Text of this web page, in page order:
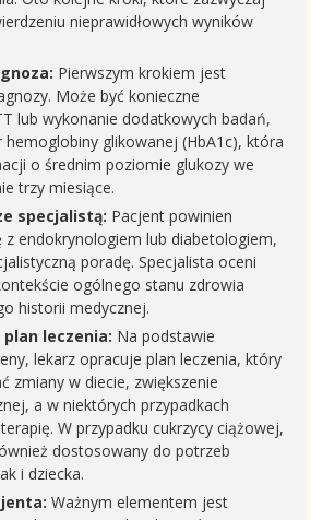
nieprawidłowych wyników
Pierwszym krokiem jest
Może być konieczne
lub wykonanie dodatkowych badań,
glikowanej (HbA1c), która
o średnim poziomie glukozy we
trzy miesiące.
specjalistą: Pacjent powinien
z endokrynologiem lub diabetologiem,
poradę. Specjalista oceni
ogólnego stanu zdrowia
historii medycznej.
leczenia: Na podstawie
lekarz opracuje plan leczenia, który
zmiany w diecie, zwiększenie
a w niektórych przypadkach
W przypadku cukrzycy ciążowej,
dostosowany do potrzeb
i dziecka.
Ważnym elementem jest